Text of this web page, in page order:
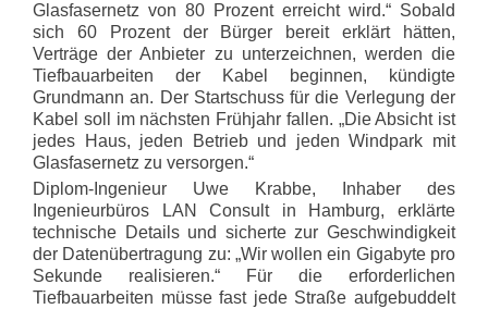
Glasfasernetz von 80 Prozent erreicht wird.“ Sobald
sich 60 Prozent der Bürger bereit erklärt hätten,
Verträge der Anbieter zu unterzeichnen, werden die
Tiefbauarbeiten der Kabel beginnen, kündigte
Grundmann an. Der Startschuss für die Verlegung der
Kabel soll im nächsten Frühjahr fallen. „Die Absicht ist
jedes Haus, jeden Betrieb und jeden Windpark mit
Glasfasernetz zu versorgen.“
Diplom-Ingenieur Uwe Krabbe, Inhaber des
Ingenieurbüros LAN Consult in Hamburg, erklärte
technische Details und sicherte zur Geschwindigkeit
der Datenübertragung zu: „Wir wollen ein Gigabyte pro
Sekunde realisieren.“ Für die erforderlichen
Tiefbauarbeiten müsse fast jede Straße aufgebuddelt